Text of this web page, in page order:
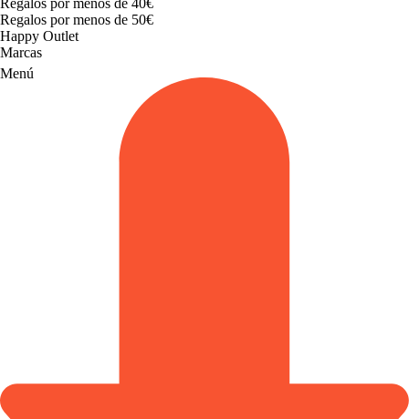
Regalos por menos de 40€
Regalos por menos de 50€
Happy Outlet
Marcas